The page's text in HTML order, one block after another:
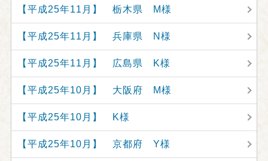
【平成25年11月】 栃木県 M様
【平成25年11月】 兵庫県 N様
【平成25年11月】 広島県 K様
【平成25年10月】 大阪府 M様
【平成25年10月】 K様
【平成25年10月】 京都府 Y様